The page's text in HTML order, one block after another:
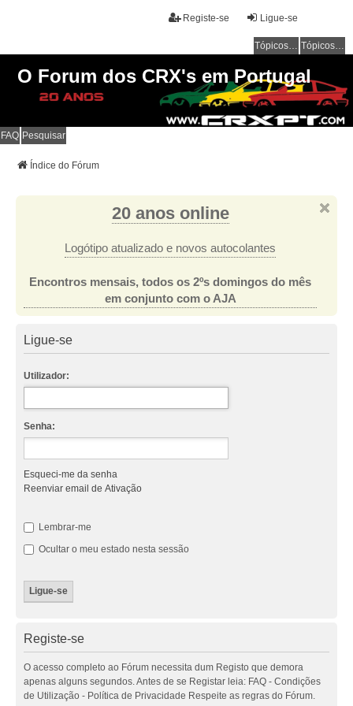
Ligue-se
Registe-se
Tópicos sem resposta Tópicos ativos
O Forum dos CRX's em Portugal
FAQ Pesquisar
Índice do Fórum
20 anos online
Logótipo atualizado e novos autocolantes
Encontros mensais, todos os 2ºs domingos do mês
em conjunto com o AJA
Ligue-se
Utilizador:
Senha:
Esqueci-me da senha
Reenviar email de Ativação
Lembrar-me
Ocultar o meu estado nesta sessão
Registe-se
O acesso completo ao Fórum necessita dum Registo que demora
apenas alguns segundos. Antes de se Registar leia: FAQ - Condições
de Utilização - Política de Privacidade Respeite as regras do Fórum.